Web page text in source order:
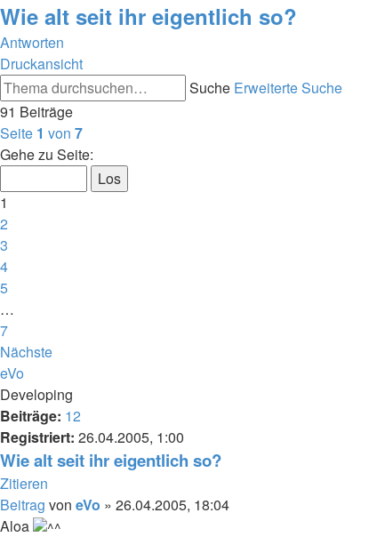
Wie alt seit ihr eigentlich so?
Antworten
Druckansicht
Suche Erweiterte Suche
91 Beiträge
Seite 1 von 7
Gehe zu Seite:
1
2
3
4
5
…
7
Nächste
eVo
Developing
Beiträge: 12
Registriert: 26.04.2005, 1:00
Wie alt seit ihr eigentlich so?
Zitieren
Beitrag von eVo » 26.04.2005, 18:04
Aloa